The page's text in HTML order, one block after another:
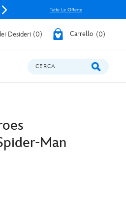
Tutte Le Offerte
Desideri 0 Carrello 0
CERCA
Man